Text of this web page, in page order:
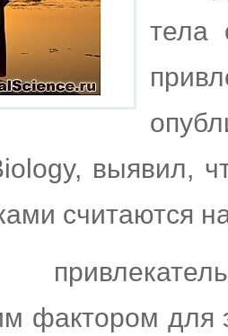
тела
выявил,
считаются
фактором для